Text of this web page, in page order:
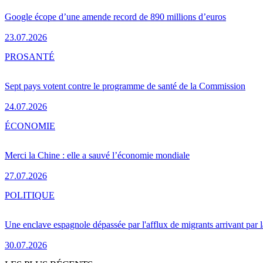
Google écope d’une amende record de 890 millions d’euros
23.07.2026
Sept pays votent contre le programme de santé de la Commission
24.07.2026
PROSANTÉ
Merci la Chine : elle a sauvé l’économie mondiale
27.07.2026
ÉCONOMIE
Une enclave espagnole dépassée par l'afflux de migrants arrivant par
30.07.2026
POLITIQUE